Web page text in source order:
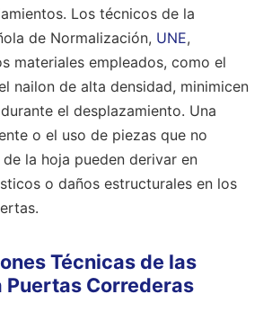
Los técnicos de la
de Normalización, UNE,
materiales empleados, como el
nailon de alta densidad, minimicen
el desplazamiento. Una
o el uso de piezas que no
la hoja pueden derivar en
o daños estructurales en los
Técnicas de las
Puertas Correderas